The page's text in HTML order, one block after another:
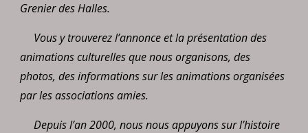
Grenier des Halles.
Vous y trouverez l’annonce et la présentation des
animations culturelles que nous organisons, des
photos, des informations sur les animations organisées
par les associations amies.
Depuis l’an 2000, nous nous appuyons sur l’histoire